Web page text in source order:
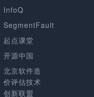
InfoQ
SegmentFault
起点课堂
开源中国
北京软件造
价评估技术
创新联盟